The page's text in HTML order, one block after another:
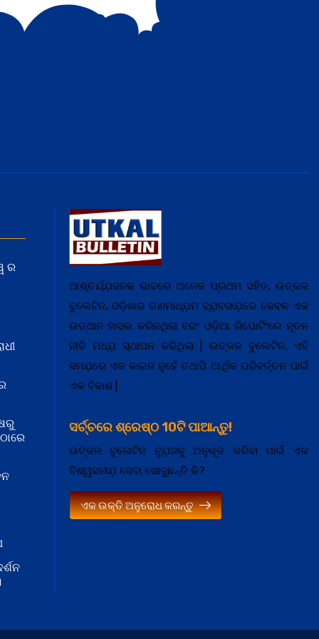
ର
ଆଶ୍ଚର୍ଯ୍ଯ଼ଜନକ ଭାବରେ ଅନେକ ପ୍ରଥମ ସହିତ, ଉତ୍କଳ
ବୁଲେଟିନ, ଓଡ଼ିଶାର ଗଣମାଧ୍ଯ଼ମ ବ୍ଯ଼ବସାଯ଼ରେ କେବଳ ଏକ
ଉତ୍ଥାନ ହାସଲ କରିନଥିଲା ବରଂ ଓଡ଼ିଆ ରିପୋର୍ଟିଂରେ ନୂତନ
ନୀତି ମଧ୍ଯ଼ ସ୍ଥାପନ କରିଥିଲା | ଉତ୍କଳ ବୁଲେଟିନ, ଏହି
ସମଯ଼ରେ ଏକ କାଗଜ ନୁହେଁ ତଥାପି ଆର୍ଥିକ ପରିବର୍ତ୍ତନ ପାଇଁ
ଏକ ବିକାଶ |
ସର୍ଚ୍ଚରେ ଶ୍ରେଷ୍ଠ 10ଟି ପାଆନ୍ତୁ!
ଉତ୍କଳ ବୁଲେଟିନ ନ୍ଯ଼ୁଜକୁ ଅନୁକୂଳ କରିବା ପାଇଁ ଏକ
ବିଶ୍ୱସନୀଯ଼ ସେବା ଖୋଜୁଛନ୍ତି କି?
ଏକ ଉକ୍ତି ଅନୁରୋଧ କରନ୍ତୁ